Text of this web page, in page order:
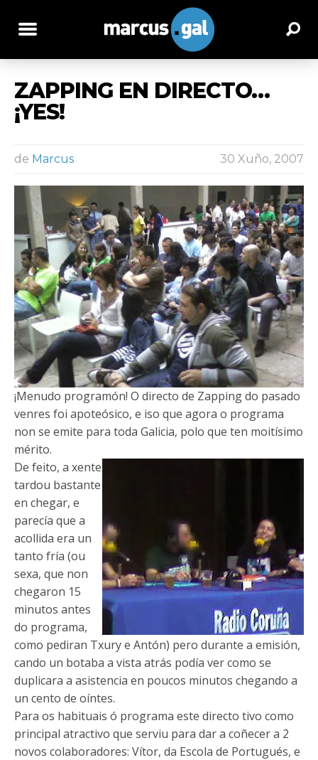
ZAPPING EN DIRECTO…
¡YES!
de Marcus 30 Xuño, 2007
¡Menudo programón! O directo de Zapping do pasado
venres foi apoteósico, e iso que agora o programa
non se emite para toda Galicia, polo que ten moitísimo
mérito.
De feito, a xente
tardou bastante
en chegar, e
parecía que a
acollida era un
tanto fría (ou
sexa, que non
chegaron 15
minutos antes
do programa,
como pediran Txury e Antón) pero durante a emisión,
cando un botaba a vista atrás podía ver como se
duplicara a asistencia en poucos minutos chegando a
un cento de oíntes.
Para os habituais ó programa este directo tivo como
principal atractivo que serviu para dar a coñecer a 2
novos colaboradores: Vítor, da Escola de Portugués, e